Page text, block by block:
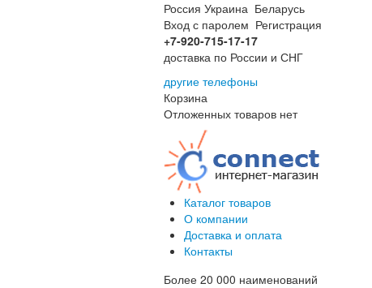
Россия Украина Беларусь
Вход с паролем Регистрация
+7-920-715-17-17
доставка по России и СНГ
другие телефоны
Корзина
Отложенных товаров нет
Каталог товаров
О компании
Доставка и оплата
Контакты
Более 20 000 наименований